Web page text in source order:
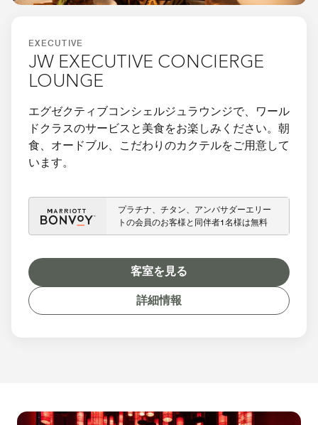
EXECUTIVE
JW EXECUTIVE CONCIERGE
LOUNGE
エグゼクティブコンシェルジュラウンジで、ワール
ドクラスのサービスと美食をお楽しみください。朝
食、オードブル、こだわりのカクテルをご用意して
います。
プラチナ、チタン、アンバサダーエリー
トの会員のお客様と同伴者1名様は無料
客室を見る
詳細情報